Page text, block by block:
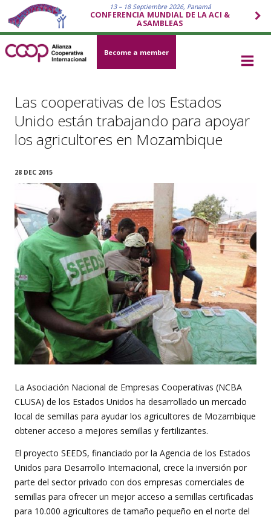
13 – 18 Septiembre 2026, Panamá
CONFERENCIA MUNDIAL DE LA ACI &
ASAMBLEAS
Become a member
Las cooperativas de los Estados
Unido están trabajando para apoyar
los agricultores en Mozambique
28 DEC 2015
La Asociación Nacional de Empresas Cooperativas (NCBA
CLUSA) de los Estados Unidos ha desarrollado un mercado
local de semillas para ayudar los agricultores de Mozambique
obtener acceso a mejores semillas y fertilizantes.
El proyecto SEEDS, financiado por la Agencia de los Estados
Unidos para Desarrollo Internacional, crece la inversión por
parte del sector privado con dos empresas comerciales de
semillas para ofrecer un mejor acceso a semillas certificadas
para 10.000 agricultores de tamaño pequeño en el norte del